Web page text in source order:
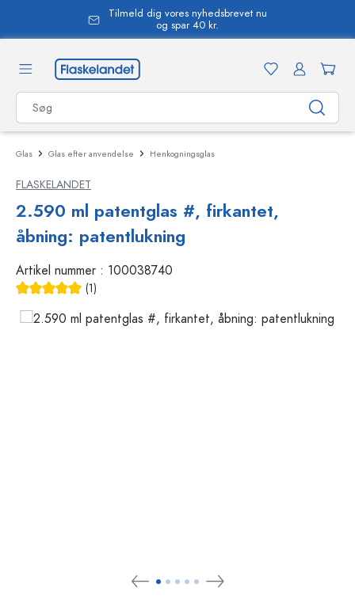
Tilmeld dig vores nyhedsbrevet nu
og spar 40 kr.
Glas Glas efter anvendelse Henkogningsglas
FLASKELANDET
2.590 ml patentglas #, firkantet,
åbning: patentlukning
Artikel nummer : 100038740
(1)